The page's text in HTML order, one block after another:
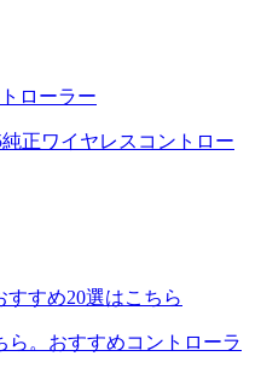
ローラー
正ワイヤレスコントロー
すすめ20選はこちら
ら。おすすめコントローラ